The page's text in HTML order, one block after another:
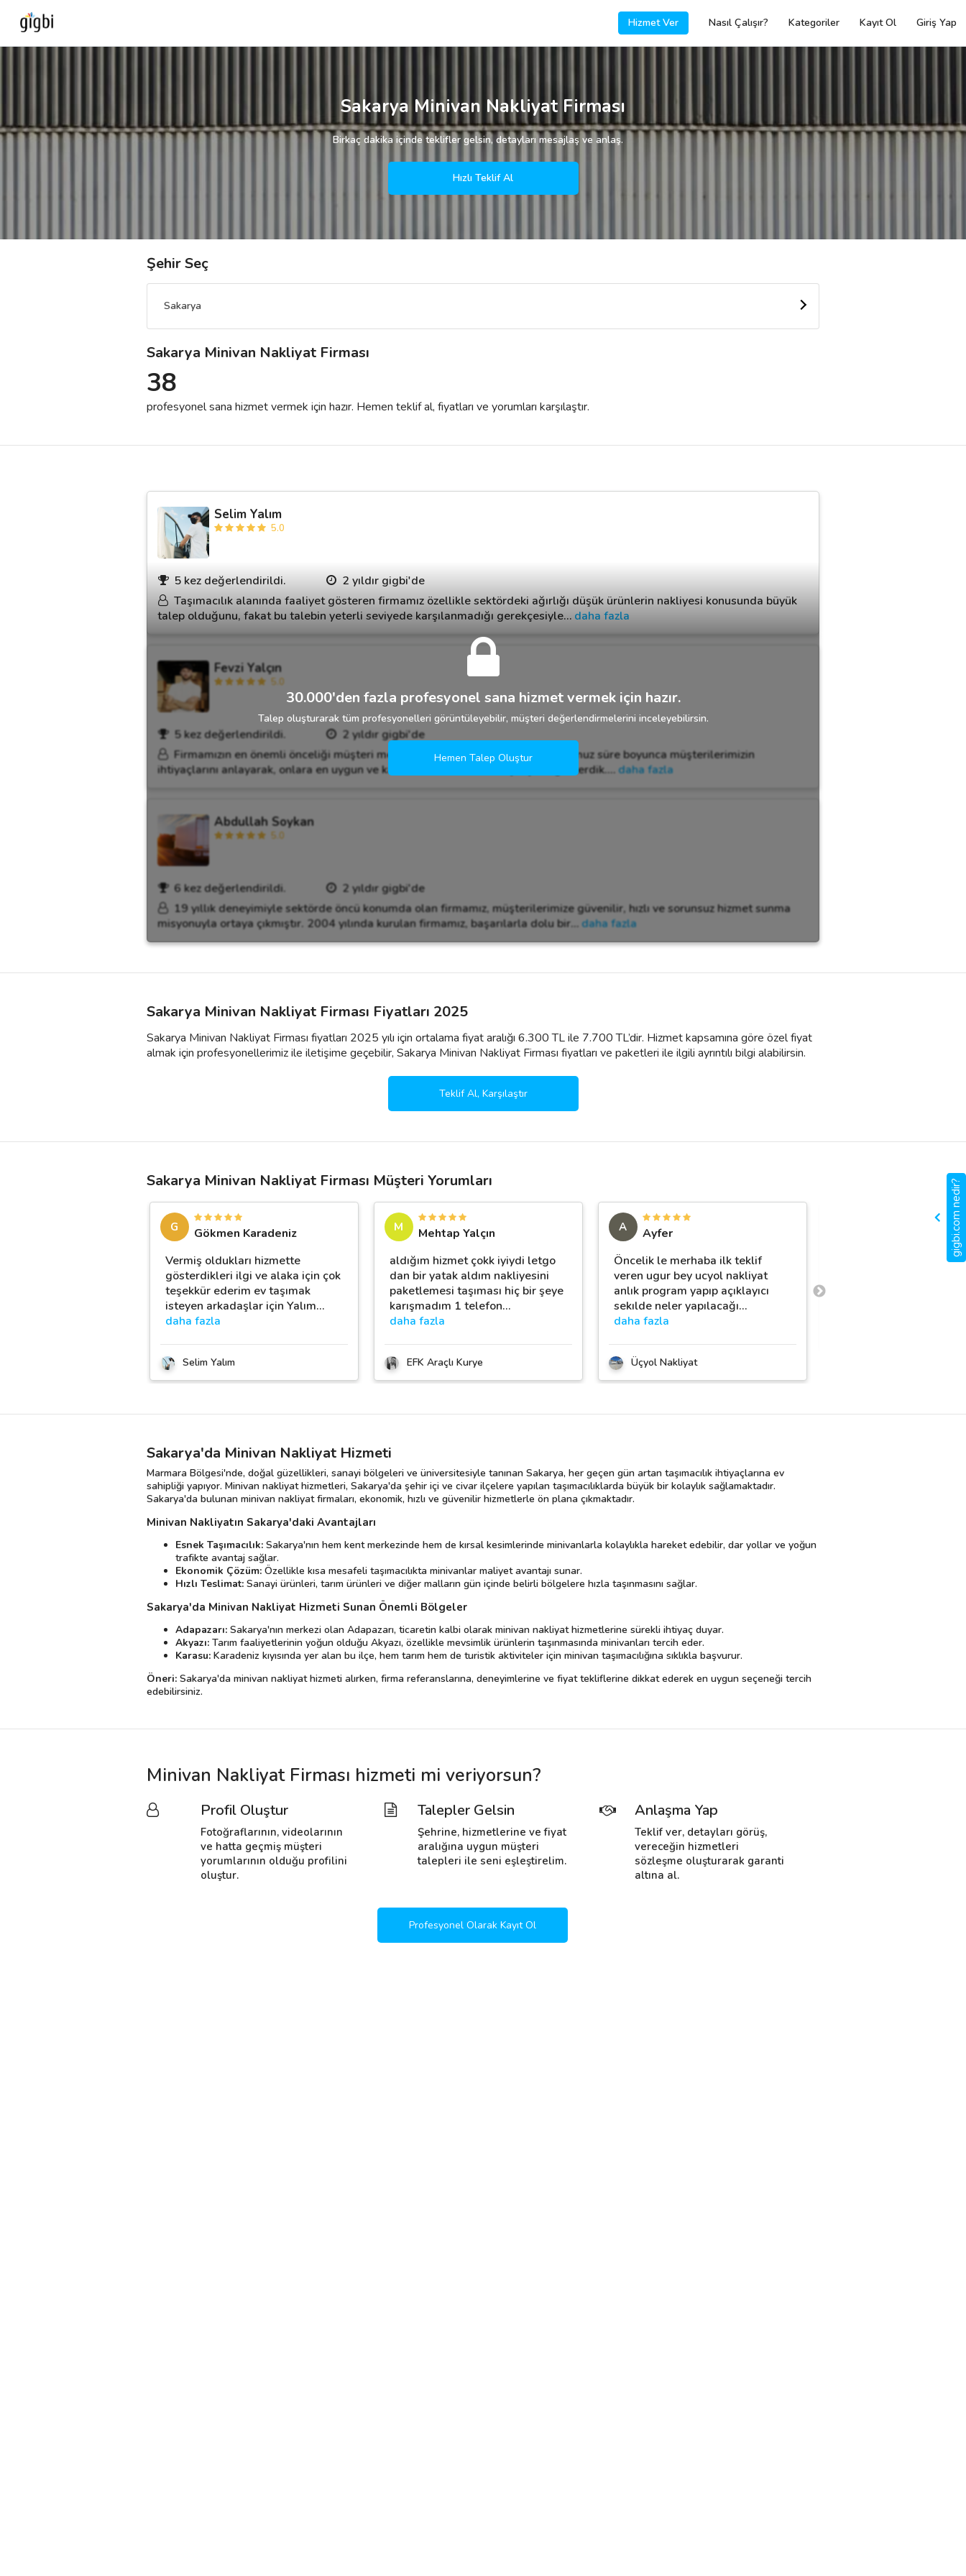
Hizmet Ver Nasıl Çalışır? Kategoriler Kayıt Ol Giriş Yap
Sakarya Minivan Nakliyat Firması
Birkaç dakika içinde teklifler gelsin, detayları mesajlaş ve anlaş.
Hızlı Teklif Al
Şehir Seç
Sakarya
Sakarya Minivan Nakliyat Firması
38
profesyonel sana hizmet vermek için hazır. Hemen teklif al, fiyatları ve yorumları karşılaştır.
Selim Yalım
5.0
5 kez değerlendirildi.
2 yıldır gigbi'de
Taşımacılık alanında faaliyet gösteren firmamız özellikle sektördeki ağırlığı düşük ürünlerin nakliyesi konusunda büyük
talep olduğunu, fakat bu talebin yeterli seviyede karşılanmadığı gerekçesiyle… daha fazla
Fevzi Yalçın
5.0
5 kez değerlendirildi.
2 yıldır gigbi'de
Firmamızın en önemli önceliği müşteri memnuniyetidir. Sektörde bulunduğumuz süre boyunca müşterilerimizin
ihtiyaçlarını anlayarak, onlara en uygun ve kaliteli hizmeti sunmak için çaba gösterdik.… daha fazla
Abdullah Soykan
5.0
6 kez değerlendirildi.
2 yıldır gigbi'de
19 yıllık deneyimiyle sektörde öncü konumda olan firmamız, müşterilerimize güvenilir, hızlı ve sorunsuz hizmet sunma
misyonuyla ortaya çıkmıştır. 2004 yılında kurulan firmamız, başarılarla dolu bir… daha fazla
30.000'den fazla profesyonel sana hizmet vermek için hazır.
Talep oluşturarak tüm profesyonelleri görüntüleyebilir, müşteri değerlendirmelerini inceleyebilirsin.
Hemen Talep Oluştur
Sakarya Minivan Nakliyat Firması Fiyatları 2025
Sakarya Minivan Nakliyat Firması fiyatları 2025 yılı için ortalama fiyat aralığı 6.300 TL ile 7.700 TL’dir. Hizmet kapsamına göre özel fiyat
almak için profesyonellerimiz ile iletişime geçebilir, Sakarya Minivan Nakliyat Firması fiyatları ve paketleri ile ilgili ayrıntılı bilgi alabilirsin.
Teklif Al, Karşılaştır
Sakarya Minivan Nakliyat Firması Müşteri Yorumları
G
Gökmen Karadeniz
Vermiş oldukları hizmette
gösterdikleri ilgi ve alaka için çok
teşekkür ederim ev taşımak
isteyen arkadaşlar için Yalım…
daha fazla
Selim Yalım
M
Mehtap Yalçın
aldığım hizmet çokk iyiydi letgo
dan bir yatak aldım nakliyesini
paketlemesi taşıması hiç bir şeye
karışmadım 1 telefon…
daha fazla
EFK Araçlı Kurye
A
Ayfer
Öncelik le merhaba ilk teklif
veren ugur bey ucyol nakliyat
anlık program yapıp açıklayıcı
sekılde neler yapılacağı…
daha fazla
Üçyol Nakliyat
Gerçekten çok memnun
Sakarya'da Minivan Nakliyat Hizmeti
Marmara Bölgesi'nde, doğal güzellikleri, sanayi bölgeleri ve üniversitesiyle tanınan Sakarya, her geçen gün artan taşımacılık ihtiyaçlarına ev
sahipliği yapıyor. Minivan nakliyat hizmetleri, Sakarya'da şehir içi ve civar ilçelere yapılan taşımacılıklarda büyük bir kolaylık sağlamaktadır.
Sakarya'da bulunan minivan nakliyat firmaları, ekonomik, hızlı ve güvenilir hizmetlerle ön plana çıkmaktadır.
Minivan Nakliyatın Sakarya'daki Avantajları
Esnek Taşımacılık: Sakarya'nın hem kent merkezinde hem de kırsal kesimlerinde minivanlarla kolaylıkla hareket edebilir, dar yollar ve yoğun
trafikte avantaj sağlar.
Ekonomik Çözüm: Özellikle kısa mesafeli taşımacılıkta minivanlar maliyet avantajı sunar.
Hızlı Teslimat: Sanayi ürünleri, tarım ürünleri ve diğer malların gün içinde belirli bölgelere hızla taşınmasını sağlar.
Sakarya'da Minivan Nakliyat Hizmeti Sunan Önemli Bölgeler
Adapazarı: Sakarya'nın merkezi olan Adapazarı, ticaretin kalbi olarak minivan nakliyat hizmetlerine sürekli ihtiyaç duyar.
Akyazı: Tarım faaliyetlerinin yoğun olduğu Akyazı, özellikle mevsimlik ürünlerin taşınmasında minivanları tercih eder.
Karasu: Karadeniz kıyısında yer alan bu ilçe, hem tarım hem de turistik aktiviteler için minivan taşımacılığına sıklıkla başvurur.
Öneri: Sakarya'da minivan nakliyat hizmeti alırken, firma referanslarına, deneyimlerine ve fiyat tekliflerine dikkat ederek en uygun seçeneği tercih
edebilirsiniz.
Minivan Nakliyat Firması hizmeti mi veriyorsun?
Profil Oluştur
Fotoğraflarının, videolarının
ve hatta geçmiş müşteri
yorumlarının olduğu profilini
oluştur.
Talepler Gelsin
Şehrine, hizmetlerine ve fiyat
aralığına uygun müşteri
talepleri ile seni eşleştirelim.
Anlaşma Yap
Teklif ver, detayları görüş,
vereceğin hizmetleri
sözleşme oluşturarak garanti
altına al.
Profesyonel Olarak Kayıt Ol
gigbi.com nedir?